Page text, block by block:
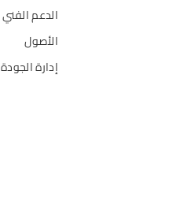
الدعم الفني
الأصول
إدارة الجودة